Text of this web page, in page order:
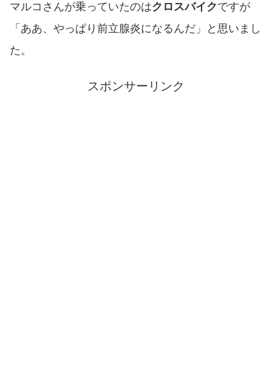
マルコさんが乗っていたのはクロスバイクですが
「ああ、やっぱり前立腺炎になるんだ」と思いまし
た。
スポンサーリンク